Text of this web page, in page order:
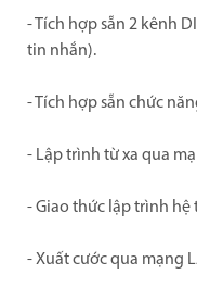
- Tích hợp sẵn 2 kênh
tin nhắn).
- Tích hợp sẵn chức
- Lập trình từ xa qua
- Giao thức lập trình hệ
- Xuất cước qua mạng